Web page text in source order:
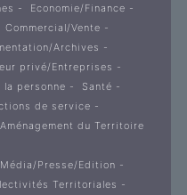
Economie/Finance
Commercial/Vente
Archives
privé/Entreprises
personne
Santé
de service
du Territoire
Média/Presse/Edition
Territoriales